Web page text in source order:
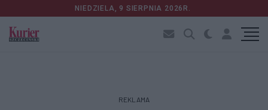
NIEDZIELA, 9 SIERPNIA 2026R.
REKLAMA